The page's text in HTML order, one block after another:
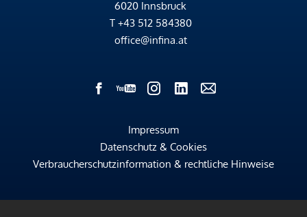
6020 Innsbruck
T +43 512 584380
office@infina.at
Impressum
Datenschutz & Cookies
Verbraucherschutzinformation & rechtliche Hinweise